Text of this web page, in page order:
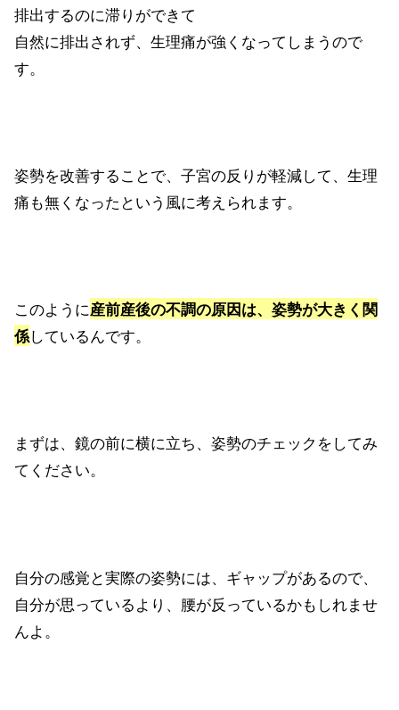
排出するのに滞りができて
自然に排出されず、生理痛が強くなってしまうので
す。
姿勢を改善することで、子宮の反りが軽減して、生理
痛も無くなったという風に考えられます。
このように産前産後の不調の原因は、姿勢が大きく関
係しているんです。
まずは、鏡の前に横に立ち、姿勢のチェックをしてみ
てください。
自分の感覚と実際の姿勢には、ギャップがあるので、
自分が思っているより、腰が反っているかもしれませ
んよ。